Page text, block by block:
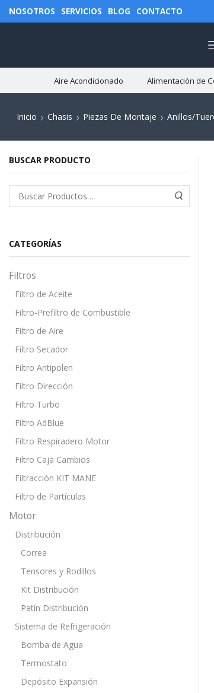
NOSOTROS SERVICIOS BLOG CONTACTO
Aire Acondicionado Alimentación de
Inicio Chasis Piezas De Montaje Anillos/
BUSCAR PRODUCTO
CATEGORÍAS
Filtros
Filtro de Aceite
Filtro-Prefiltro de Combustible
Filtro de Aire
Filtro Secador
Filtro Antipolen
Filtro Dirección
Filtro Turbo
Filtro AdBlue
Filtro Respiradero Motor
Filtro Caja Cambios
Filtracción KIT MANE
Filtro de Partículas
Motor
Distribución
Correa
Tensores y Rodillos
Kit Distribución
Patín Distribución
Sistema de Refrigeración
Bomba de Agua
Termostato
Depósito Expansión